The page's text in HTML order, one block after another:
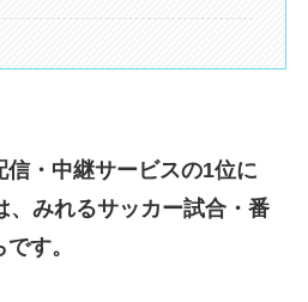
・中継サービスの1位に
、みれるサッカー試合・番
す。